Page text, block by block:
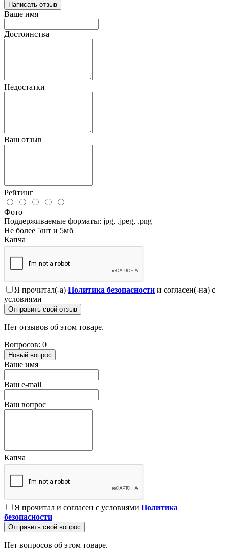
Написать отзыв
Ваше имя
Достоинства
Недостатки
Ваш отзыв
Рейтинг
Фото
Поддерживаемые форматы: jpg, .jpeg, .png
Не более 5шт и 5мб
Капча
Я прочитал(-а) Политика безопасности и согласен(-на) с
условиями
Отправить свой отзыв
Нет отзывов об этом товаре.
Вопросов: 0
Новый вопрос
Ваше имя
Ваш e-mail
Ваш вопрос
Капча
Я прочитал и согласен с условиями Политика
безопасности
Отправить свой вопрос
Нет вопросов об этом товаре.